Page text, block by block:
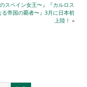
スペイン女王〜』『カルロス
る帝国の覇者〜』3月に日本初
上陸！ »